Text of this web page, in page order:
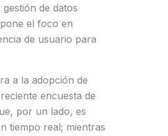
de datos
el foco en
de usuario para
a la adopción de
encuesta de
por un lado, es
tiempo real; mientras